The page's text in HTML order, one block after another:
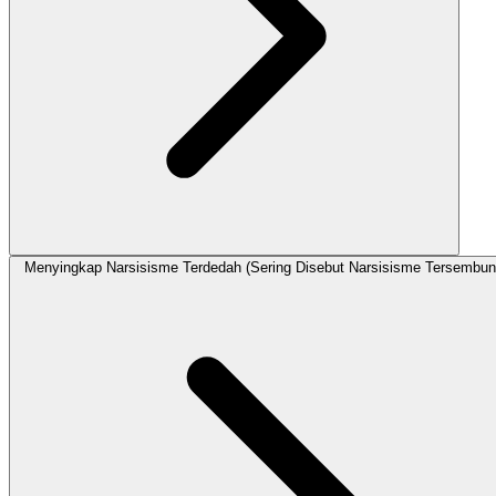
Menyingkap Narsisisme Terdedah (Sering Disebut Narsisisme